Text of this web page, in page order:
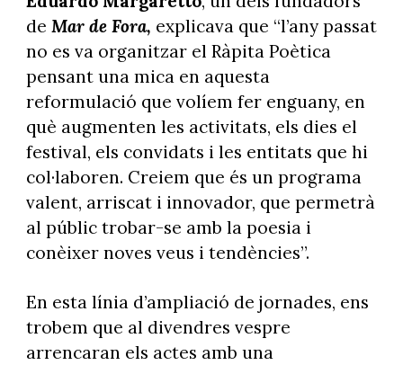
de Mar de Fora, explicava que “l’any passat
no es va organitzar el Ràpita Poètica
pensant una mica en aquesta
reformulació que volíem fer enguany, en
què augmenten les activitats, els dies el
festival, els convidats i les entitats que hi
col·laboren. Creiem que és un programa
valent, arriscat i innovador, que permetrà
al públic trobar-se amb la poesia i
conèixer noves veus i tendències”.
En esta línia d’ampliació de jornades, ens
trobem que al divendres vespre
arrencaran els actes amb una